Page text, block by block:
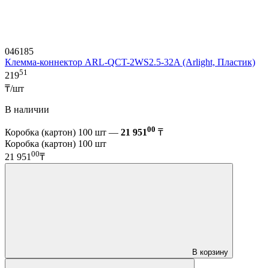
046185
Клемма-коннектор ARL-QCT-2WS2.5-32A (Arlight, Пластик)
21951
₸/шт
В наличии
Коробка (картон) 100 шт — 21 95100 ₸
Коробка (картон) 100 шт
21 95100₸
В корзину